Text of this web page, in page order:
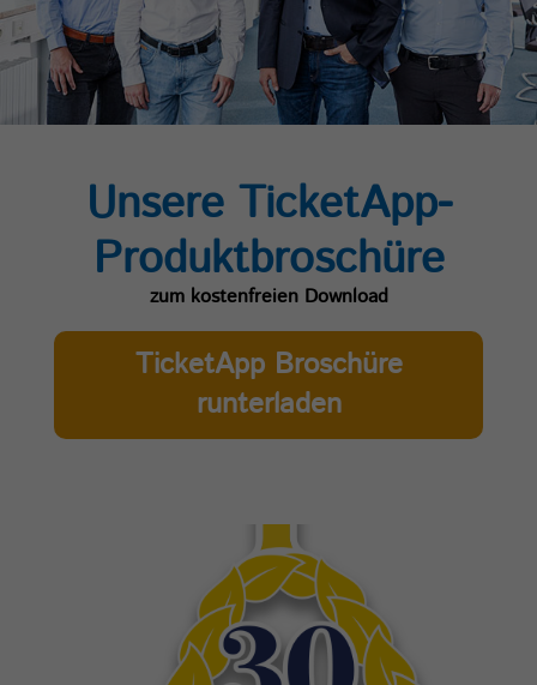
Unsere TicketApp-
Produktbroschüre
zum kostenfreien Download
TicketApp Broschüre
runterladen